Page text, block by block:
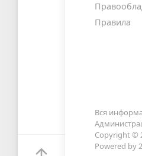
Правила
Вся
Copyright ©
Powered by